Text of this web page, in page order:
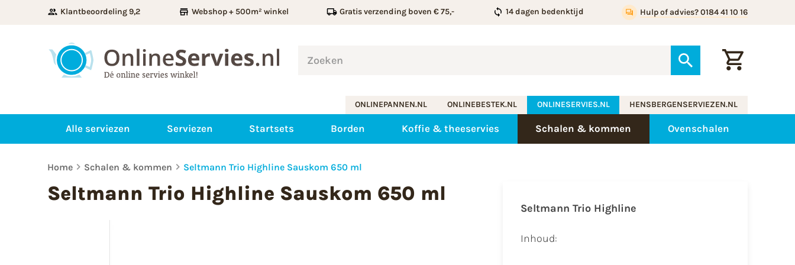
Klantbeoordeling 9,2 Webshop + 500m² winkel Gratis verzending boven € 75,- 14 dagen bedenktijd Hulp of advies? 0184 41 10 16
ONLINEPANNEN.NL ONLINEBESTEK.NL ONLINESERVIES.NL HENSBERGENSERVIEZEN.NL
Alle serviezen Serviezen Startsets Borden Koffie & theeservies Schalen & kommen Ovenschalen
Home Schalen & kommen Seltmann Trio Highline Sauskom 650 ml
Seltmann Trio Highline Sauskom 650 ml
Seltmann Trio Highline
Inhoud: